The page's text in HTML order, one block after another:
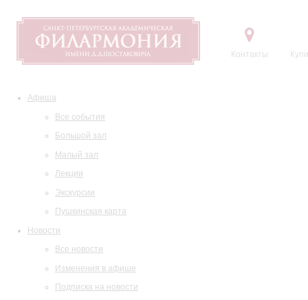
Контакты
Афиша
Все события
Большой зал
Малый зал
Лекции
Экскурсии
Пушкинская карта
Новости
Все новости
Изменения в афише
Подписка на новости